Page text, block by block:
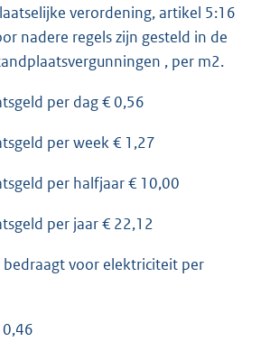
verordening, artikel 5:16
nadere regels zijn gesteld in de
, per m2.
per dag € 0,56
per week € 1,27
per halfjaar € 10,00
per jaar € 22,12
voor elektriciteit per